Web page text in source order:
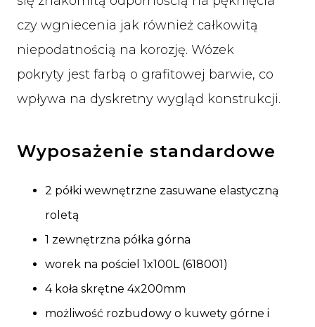
czy wgniecenia jak również całkowitą
niepodatnością na korozję. Wózek
pokryty jest farbą o grafitowej barwie, co
wpływa na dyskretny wygląd konstrukcji.
Wyposażenie standardowe
2 półki wewnętrzne zasuwane elastyczną
roletą
1 zewnętrzna półka górna
worek na pościel 1x100L (618001)
4 koła skrętne 4x200mm
możliwość rozbudowy o kuwety górne i